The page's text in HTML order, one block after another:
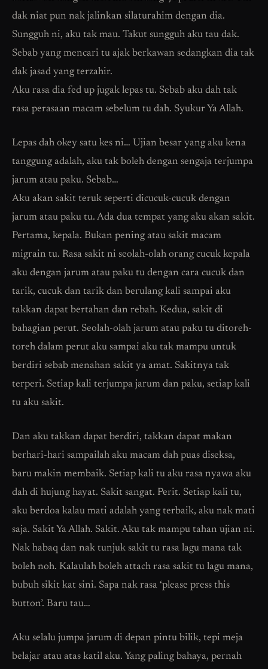
dak niat pun nak jalinkan silaturahim dengan dia.
Sungguh ni, aku tak mau. Takut sungguh aku tau dak.
Sebab yang mencari tu ajak berkawan sedangkan dia tak
dak jasad yang terzahir.
Aku rasa dia fed up jugak lepas tu. Sebab aku dah tak
rasa perasaan macam sebelum tu dah. Syukur Ya Allah.
Lepas dah okey satu kes ni… Ujian besar yang aku kena
tanggung adalah, aku tak boleh dengan sengaja terjumpa
jarum atau paku. Sebab…
Aku akan sakit teruk seperti dicucuk-cucuk dengan
jarum atau paku tu. Ada dua tempat yang aku akan sakit.
Pertama, kepala. Bukan pening atau sakit macam
migrain tu. Rasa sakit ni seolah-olah orang cucuk kepala
aku dengan jarum atau paku tu dengan cara cucuk dan
tarik, cucuk dan tarik dan berulang kali sampai aku
takkan dapat bertahan dan rebah. Kedua, sakit di
bahagian perut. Seolah-olah jarum atau paku tu ditoreh-
toreh dalam perut aku sampai aku tak mampu untuk
berdiri sebab menahan sakit ya amat. Sakitnya tak
terperi. Setiap kali terjumpa jarum dan paku, setiap kali
tu aku sakit.
Dan aku takkan dapat berdiri, takkan dapat makan
berhari-hari sampailah aku macam dah puas diseksa,
baru makin membaik. Setiap kali tu aku rasa nyawa aku
dah di hujung hayat. Sakit sangat. Perit. Setiap kali tu,
aku berdoa kalau mati adalah yang terbaik, aku nak mati
saja. Sakit Ya Allah. Sakit. Aku tak mampu tahan ujian ni.
Nak habaq dan nak tunjuk sakit tu rasa lagu mana tak
boleh noh. Kalaulah boleh attach rasa sakit tu lagu mana,
bubuh sikit kat sini. Sapa nak rasa ‘please press this
button’. Baru tau…
Aku selalu jumpa jarum di depan pintu bilik, tepi meja
belajar atau atas katil aku. Yang paling bahaya, pernah